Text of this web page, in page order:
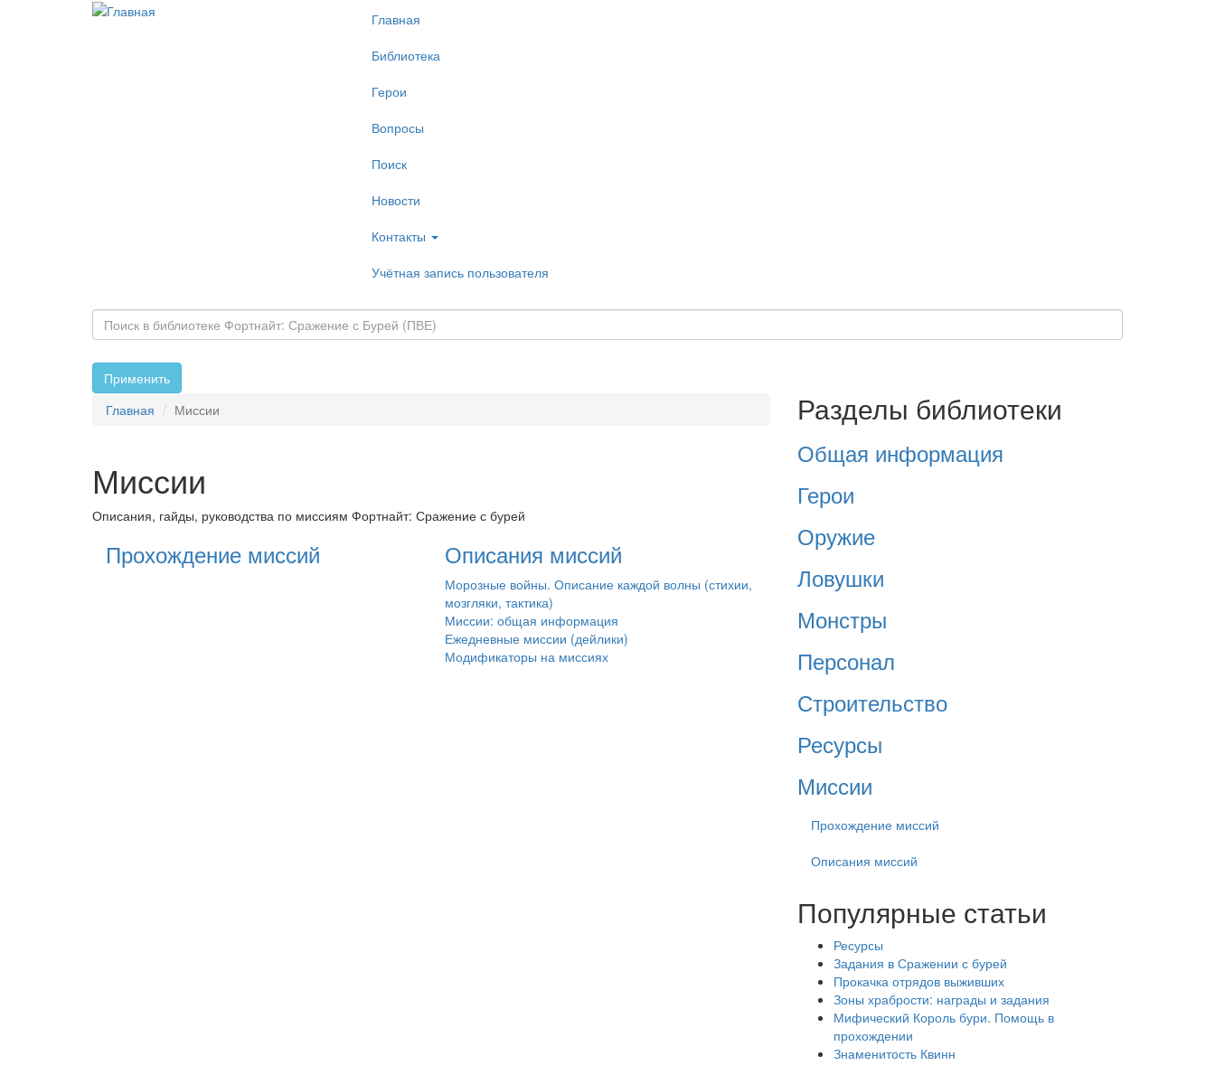
Главная
Библиотека
Герои
Вопросы
Поиск
Новости
Контакты
Учётная запись пользователя
Применить
Главная
Миссии
Миссии
Описания, гайды, руководства по миссиям Фортнайт: Сражение с бурей
Прохождение миссий Описания миссий
Морозные войны. Описание каждой волны (стихии,
мозгляки, тактика)
Миссии: общая информация
Ежедневные миссии (дейлики)
Модификаторы на миссиях
Разделы библиотеки
Общая информация
Герои
Оружие
Ловушки
Монстры
Персонал
Строительство
Ресурсы
Миссии
Прохождение миссий
Описания миссий
Популярные статьи
Ресурсы
Задания в Сражении с бурей
Прокачка отрядов выживших
Зоны храбрости: награды и задания
Мифический Король бури. Помощь в
прохождении
Знаменитость Квинн